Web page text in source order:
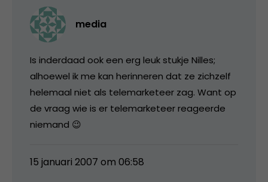
media
Is inderdaad ook een erg leuk stukje Nilles;
alhoewel ik me kan herinneren dat ze zichzelf
helemaal niet als telemarketeer zag. Want op
de vraag wie is er telemarketeer reageerde
niemand 😉
15 januari 2007 om 06:58